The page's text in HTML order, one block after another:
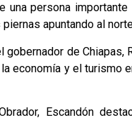
una persona
apuntando al
gobernador de Chiapas,
economía y el turismo
Escandón